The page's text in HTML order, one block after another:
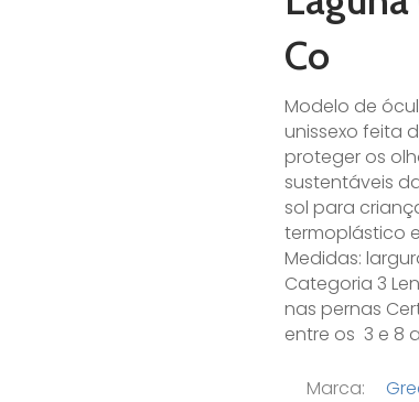
Co
Modelo de
unissexo feita
proteger os
sustentáveis
sol para
termoplástico
Medidas:
Categoria 3
nas pernas
entre os 3 e 8
Marca: